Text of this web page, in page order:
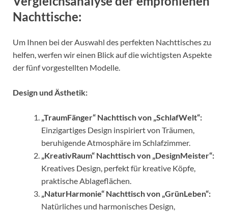
Nachttische:
Um Ihnen bei der Auswahl des perfekten Nachttisches zu
helfen, werfen wir einen Blick auf die wichtigsten Aspekte
der fünf vorgestellten Modelle.
Design und Ästhetik:
„TraumFänger“ Nachttisch von „SchlafWelt“:
Einzigartiges Design inspiriert von Träumen,
beruhigende Atmosphäre im Schlafzimmer.
„KreativRaum“ Nachttisch von „DesignMeister“:
Kreatives Design, perfekt für kreative Köpfe,
praktische Ablageflächen.
„NaturHarmonie“ Nachttisch von „GrünLeben“:
Natürliches und harmonisches Design,